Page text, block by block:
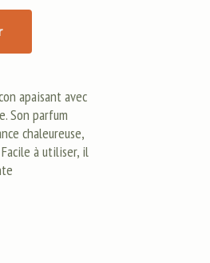
apaisant avec
Son parfum
chaleureuse,
à utiliser, il